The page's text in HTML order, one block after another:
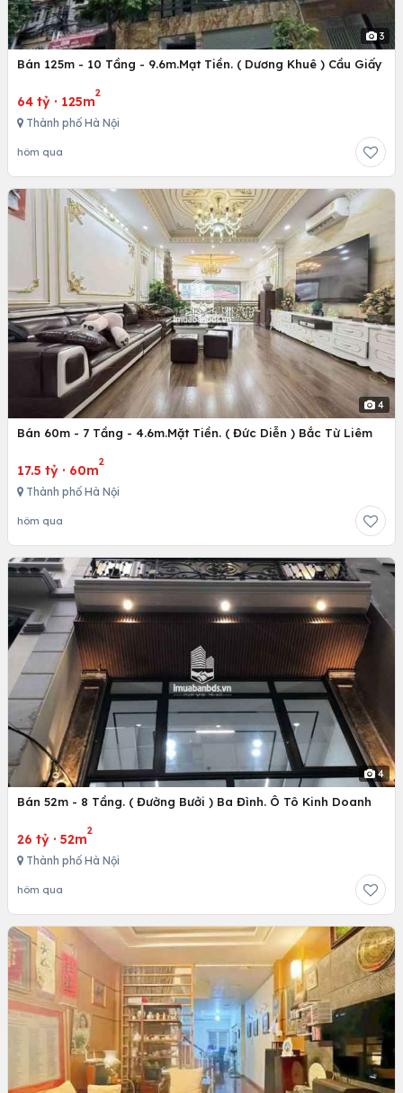
3
Bán 125m - 10 Tầng - 9.6m.Mạt Tiền. ( Dương Khuê ) Cầu Giấy
64 tỷ · 125m
2
Thành phố Hà Nội
hôm qua
4
Bán 60m - 7 Tầng - 4.6m.Mặt Tiền. ( Đức Diễn ) Bắc Từ Liêm
17.5 tỷ · 60m
2
Thành phố Hà Nội
hôm qua
4
Bán 52m - 8 Tầng. ( Đường Bưởi ) Ba Đình. Ô Tô Kinh Doanh
26 tỷ · 52m
2
Thành phố Hà Nội
hôm qua